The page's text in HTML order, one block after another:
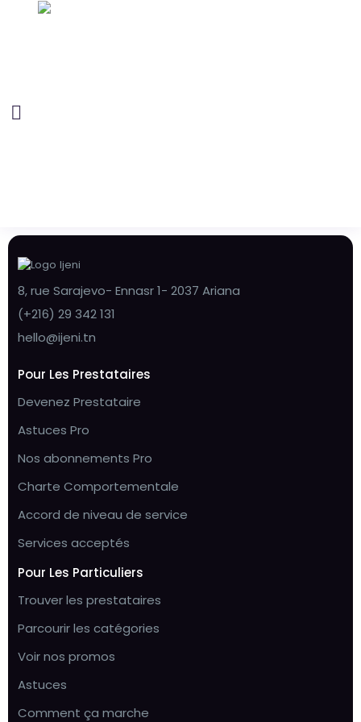
8, rue Sarajevo- Ennasr 1- 2037 Ariana
(+216) 29 342 131
hello@ijeni.tn
Pour Les Prestataires
Devenez Prestataire
Astuces Pro
Nos abonnements Pro
Charte Comportementale
Accord de niveau de service
Services acceptés
Pour Les Particuliers
Trouver les prestataires
Parcourir les catégories
Voir nos promos
Astuces
Comment ça marche